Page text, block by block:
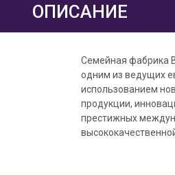
ОПИСАНИЕ
Семейная фабрика
одним из ведущих
использованием
продукции,
престижных